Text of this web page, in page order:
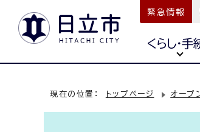
緊急情報
くらし・手
現在の位置： トップページ オープ